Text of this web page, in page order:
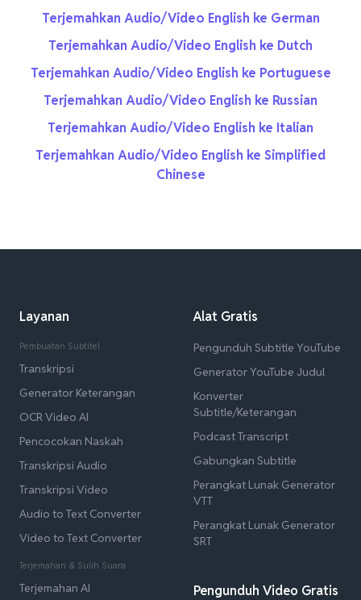
Terjemahkan Audio/Video English ke German
Terjemahkan Audio/Video English ke Dutch
Terjemahkan Audio/Video English ke Portuguese
Terjemahkan Audio/Video English ke Russian
Terjemahkan Audio/Video English ke Italian
Terjemahkan Audio/Video English ke Simplified
Chinese
Layanan
Pembuatan Subtitel
Transkripsi
Generator Keterangan
OCR Video AI
Pencocokan Naskah
Transkripsi Audio
Transkripsi Video
Audio to Text Converter
Video to Text Converter
Terjemahan & Sulih Suara
Terjemahan AI
Alat Gratis
Pengunduh Subtitle YouTube
Generator YouTube Judul
Konverter
Subtitle/Keterangan
Podcast Transcript
Gabungkan Subtitle
Perangkat Lunak Generator
VTT
Perangkat Lunak Generator
SRT
Pengunduh Video Gratis